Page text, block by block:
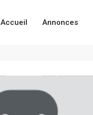
Accueil Annonces